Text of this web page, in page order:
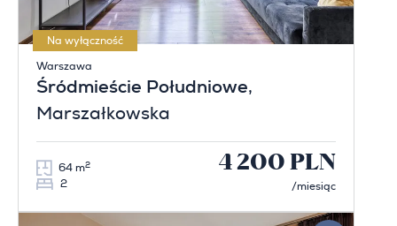
Na wyłączność
Warszawa
Śródmieście Południowe,
Marszałkowska
64 m2
2
4 200 PLN
/miesiąc